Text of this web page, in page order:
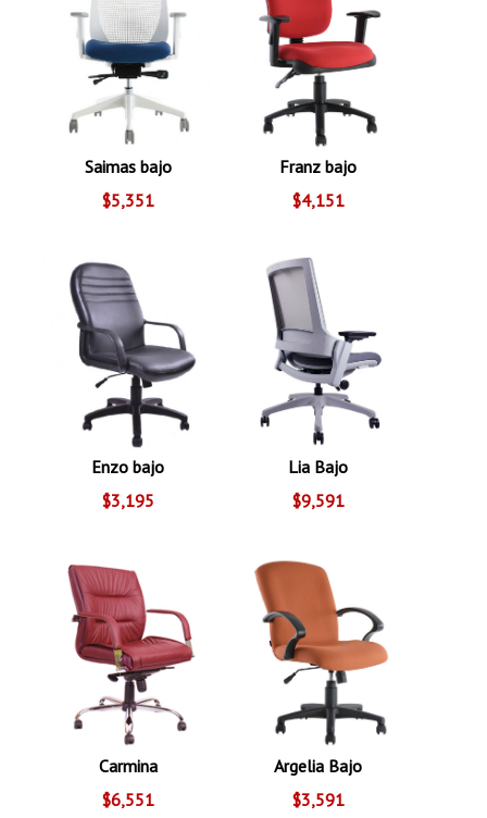
Saimas bajo
$5,351
Franz bajo
$4,151
Enzo bajo
$3,195
Lia Bajo
$9,591
Carmina
$6,551
Argelia Bajo
$3,591